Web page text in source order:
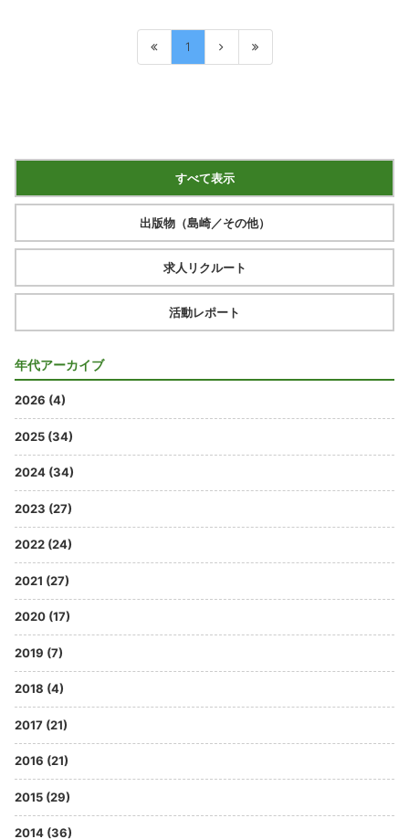
1
すべて表示
出版物（島崎／その他）
求人リクルート
活動レポート
年代アーカイブ
2026 (4)
2025 (34)
2024 (34)
2023 (27)
2022 (24)
2021 (27)
2020 (17)
2019 (7)
2018 (4)
2017 (21)
2016 (21)
2015 (29)
2014 (36)